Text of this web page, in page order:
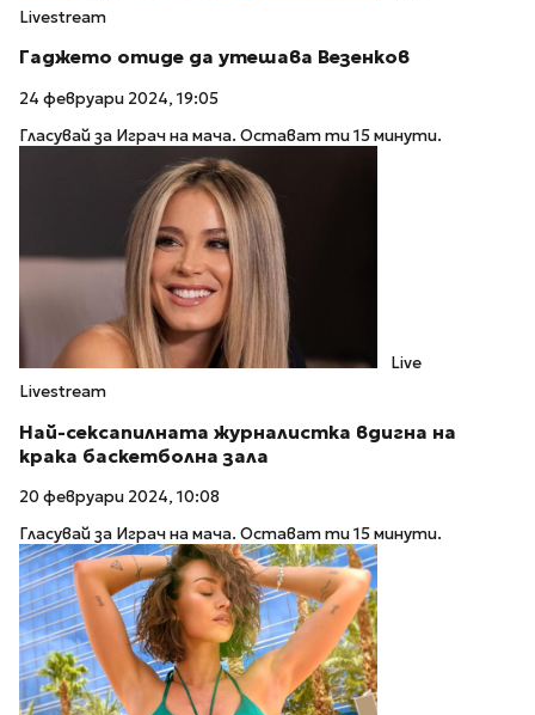
Livestream
Гаджето отиде да утешава Везенков
24 февруари 2024, 19:05
Гласувай за Играч на мача. Остават ти 15 минути.
Live
Livestream
Най-сексапилната журналистка вдигна на
крака баскетболна зала
20 февруари 2024, 10:08
Гласувай за Играч на мача. Остават ти 15 минути.